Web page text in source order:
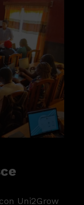
Uni2Grow